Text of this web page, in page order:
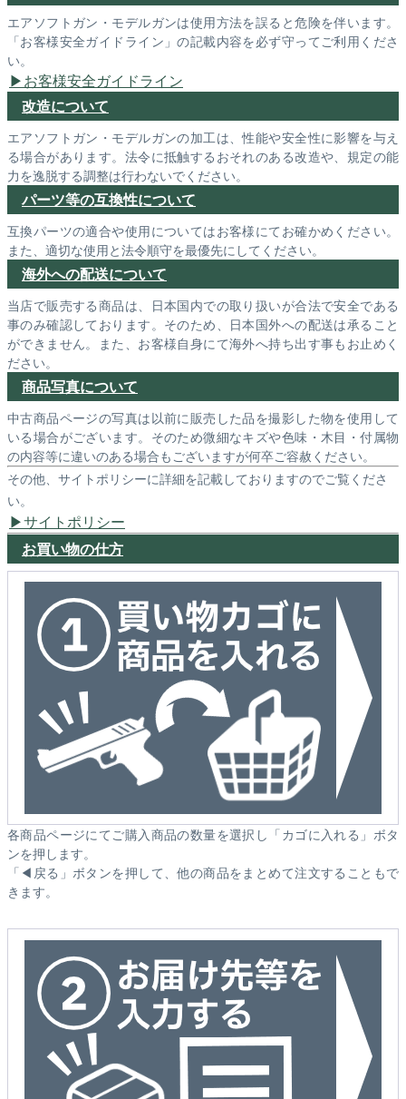
エアソフトガン・モデルガンは使用方法を誤ると危険を伴います。
「お客様安全ガイドライン」の記載内容を必ず守ってご利用くださ
い。
お客様安全ガイドライン
改造について
エアソフトガン・モデルガンの加工は、性能や安全性に影響を与え
る場合があります。法令に抵触するおそれのある改造や、規定の能
力を逸脱する調整は行わないでください。
パーツ等の互換性について
互換パーツの適合や使用についてはお客様にてお確かめください。
また、適切な使用と法令順守を最優先にしてください。
海外への配送について
当店で販売する商品は、日本国内での取り扱いが合法で安全である
事のみ確認しております。そのため、日本国外への配送は承ること
ができません。また、お客様自身にて海外へ持ち出す事もお止めく
ださい。
商品写真について
中古商品ページの写真は以前に販売した品を撮影した物を使用して
いる場合がございます。そのため微細なキズや色味・木目・付属物
の内容等に違いのある場合もございますが何卒ご容赦ください。
その他、サイトポリシーに詳細を記載しておりますのでご覧くださ
い。
サイトポリシー
お買い物の仕方
各商品ページにてご購入商品の数量を選択し「カゴに入れる」ボタ
ンを押します。
「◀戻る」ボタンを押して、他の商品をまとめて注文することもで
きます。